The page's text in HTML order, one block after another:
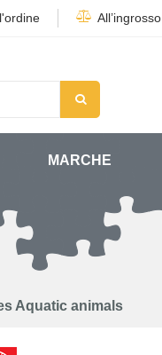
All’ingrosso
MARCHE
Aquatic animals